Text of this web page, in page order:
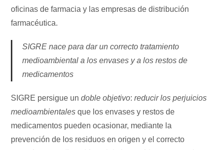
oficinas de farmacia y las empresas de distribución
farmacéutica.
SIGRE nace para dar un correcto tratamiento
medioambiental a los envases y a los restos de
medicamentos
SIGRE persigue undoble objetivo:reducir los perjuicios
medioambientales que los envases y restos de
medicamentos pueden ocasionar, mediante la
prevención de los residuos en origen y el correcto